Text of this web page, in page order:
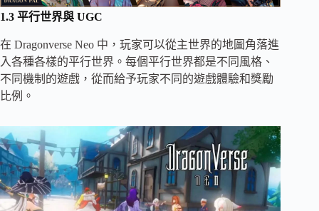
1.3 平行世界與 UGC
在 Dragonverse Neo 中，玩家可以從主世界的地圖角落進
入各種各樣的平行世界。每個平行世界都是不同風格、
不同機制的遊戲，從而給予玩家不同的遊戲體驗和獎勵
比例。